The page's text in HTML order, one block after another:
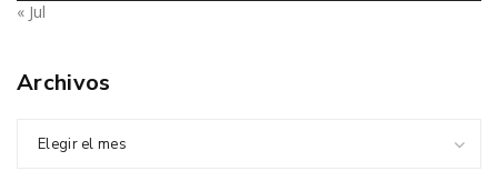
« Jul
Archivos
Elegir el mes